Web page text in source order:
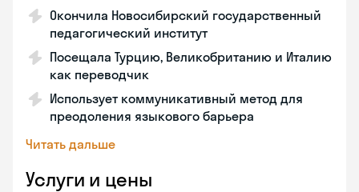
Окончила Новосибирский государственный
педагогический институт
Посещала Турцию, Великобританию и Италию
как переводчик
Использует коммуникативный метод для
преодоления языкового барьера
Читать дальше
Услуги и цены